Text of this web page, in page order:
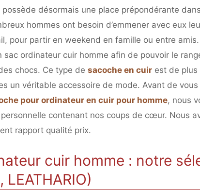
possède désormais une place prépondérante
hommes ont besoin d’emmener avec eux
pour partir en weekend en famille ou entre
sac ordinateur cuir homme afin de pouvoir le
chocs. Ce type de sacoche en cuirest de plus
un véritable accessoire de mode. Avant de
pour ordinateur en cuir pour homme, nous
contenant nos coups de cœur. Nous
rapport qualité prix.
cuir homme : notre
LEATHARIO)